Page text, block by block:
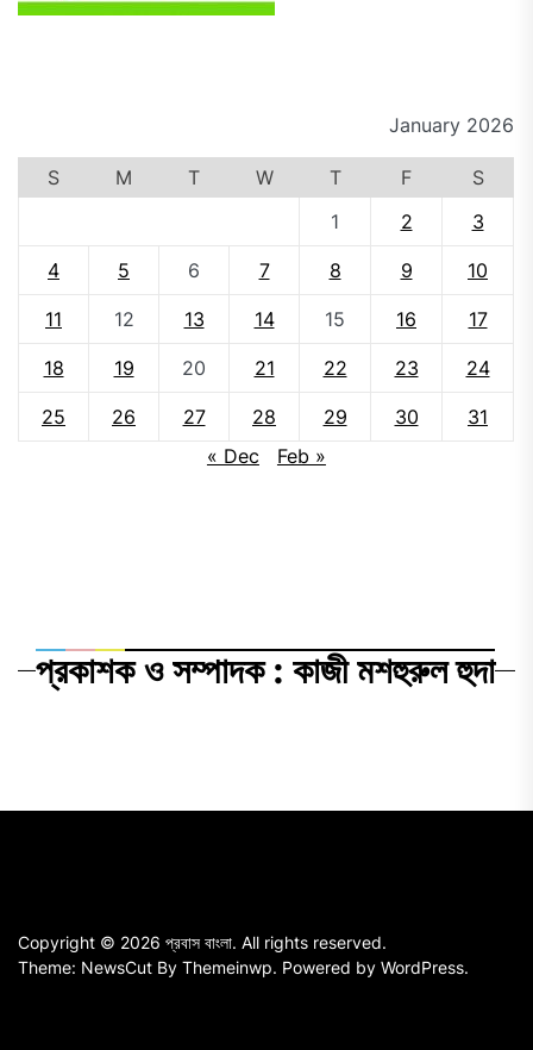
January 2026
S M T W T F
S
1
2 3
4 5 6 7 8 9 10
11 12 13 14 15 16 17
18 19 20 21 22 23 24
25 26 27 28 29 30
31
« Dec
Feb »
প্রকাশক ও সম্পাদক : কাজী মশহুরুল হুদা
Copyright © 2026 প্রবাস বাংলা. All rights reserved.
Theme: NewsCut By Themeinwp. Powered by WordPress.